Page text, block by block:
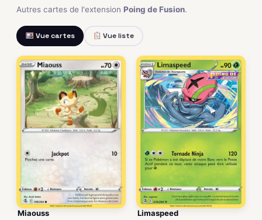
Autres cartes de l'extension Poing de Fusion.
Vue cartes Vue liste
Miaouss Limaspeed